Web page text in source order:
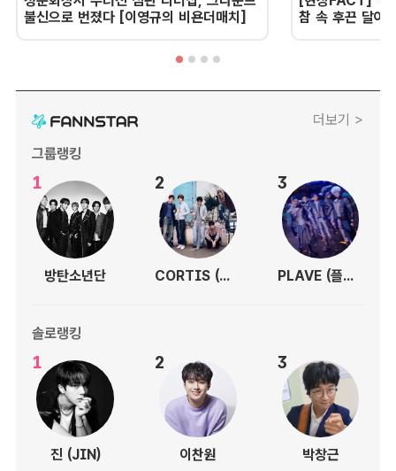
불신으로 번졌다 [이영규의 비욘더매치]
참 속 후끈 달아
더보기 >
그룹랭킹
1
방탄소년단
2
CORTIS (코르티스)
3
PLAVE (플레이브)
솔로랭킹
1
진 (JIN)
2
이찬원
3
박창근